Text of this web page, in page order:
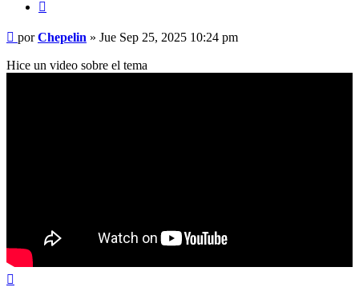
Mensaje
porChepelin » Jue Sep 25, 2025 10:24 pm
Hice un video sobre el tema